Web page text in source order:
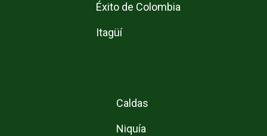
Éxito de Colombia
Itagüí
Caldas
Niquía